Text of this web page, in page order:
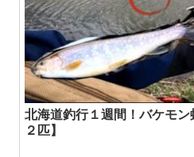
北海道釣行１週間！バケモ
２匹】